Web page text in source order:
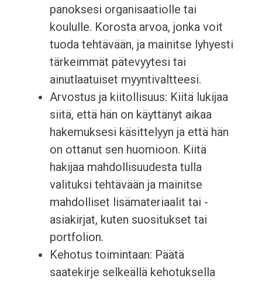
panoksesi organisaatiolle tai
koululle. Korosta arvoa, jonka voit
tuoda tehtävään, ja mainitse lyhyesti
tärkeimmät pätevyytesi tai
ainutlaatuiset myyntivaltteesi.
Arvostus ja kiitollisuus: Kiitä lukijaa
siitä, että hän on käyttänyt aikaa
hakemuksesi käsittelyyn ja että hän
on ottanut sen huomioon. Kiitä
hakijaa mahdollisuudesta tulla
valituksi tehtävään ja mainitse
mahdolliset lisämateriaalit tai -
asiakirjat, kuten suositukset tai
portfolion.
Kehotus toimintaan: Päätä
saatekirje selkeällä kehotuksella